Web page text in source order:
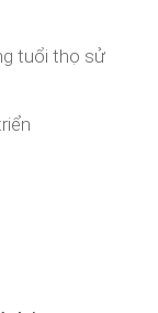
tuổi thọ sử